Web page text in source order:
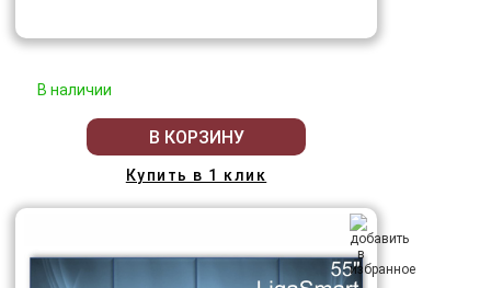
В наличии
В КОРЗИНУ
Купить в 1 клик